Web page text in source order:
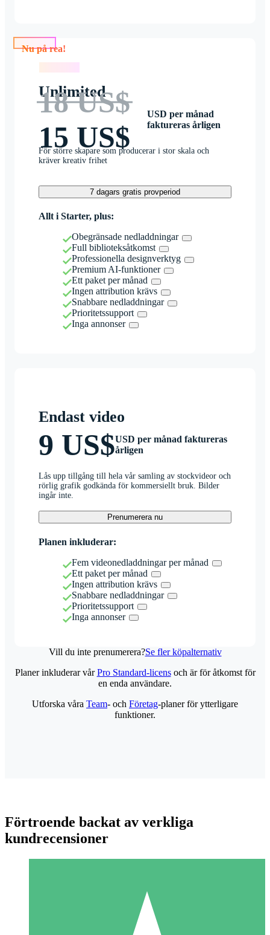
Nu på rea!
Unlimited
18 US$
15 US$
USD per månad
faktureras årligen
För större skapare som producerar i stor skala och
kräver kreativ frihet
7 dagars gratis provperiod
Allt i Starter, plus:
Obegränsade nedladdningar
Full biblioteksåtkomst
Professionella designverktyg
Premium AI-funktioner
Ett paket per månad
Ingen attribution krävs
Snabbare nedladdningar
Prioritetssupport
Inga annonser
Endast video
9 US$USD per månad faktureras
årligen
Lås upp tillgång till hela vår samling av stockvideor och
rörlig grafik godkända för kommersiellt bruk. Bilder
ingår inte.
Prenumerera nu
Planen inkluderar:
Fem videonedladdningar per månad
Ett paket per månad
Ingen attribution krävs
Snabbare nedladdningar
Prioritetssupport
Inga annonser
Vill du inte prenumerera?Se fler köpalternativ
Individuella Kreditpaket
Planer inkluderar vårPro Standard-licensoch är för åtkomst för
en enda användare.
Utforska våra Team- och Företag-planer för ytterligare
funktioner.
Förtroende backat av verkliga
kundrecensioner